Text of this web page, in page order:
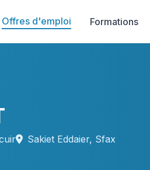
Offres d'emploi Formations
Sakiet Eddaier, Sfax